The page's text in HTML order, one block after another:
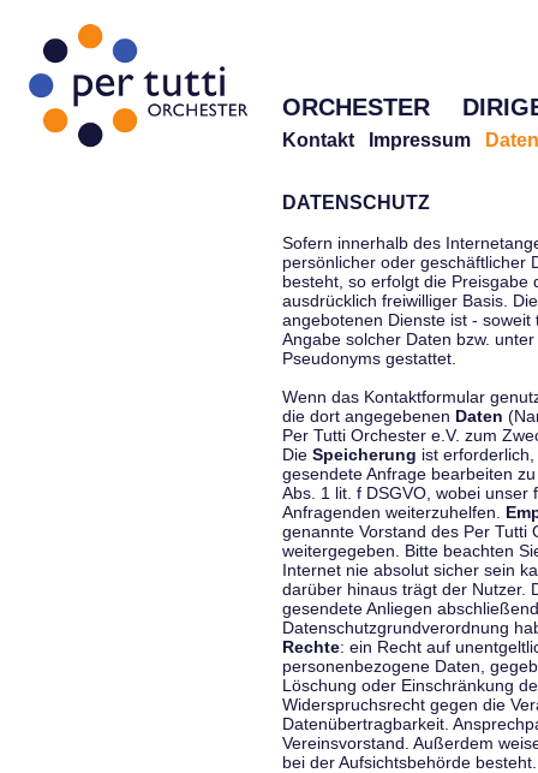
ORCHESTER
Kontakt Impressum
DATENSCHUTZ
Sofern innerhalb des
persönlicher oder geschäftlicher
besteht, so erfolgt die Preisgabe
ausdrücklich freiwilliger Basis.
angebotenen Dienste ist -
Angabe solcher Daten bzw.
Pseudonyms gestattet.
Wenn das Kontaktformular
die dort angegebenen Daten
Per Tutti Orchester e.V. zum
Die Speicherung ist
gesendete Anfrage bearbeiten
Abs. 1 lit. f DSGVO, wobei
Anfragenden weiterzuhelfen.
genannte Vorstand des Per Tutti
weitergegeben. Bitte beachten
Internet nie absolut sicher sein
darüber hinaus trägt der Nutzer.
gesendete Anliegen
Datenschutzgrundverordnung
Rechte: ein Recht auf
personenbezogene Daten,
Löschung oder Einschränkung
Widerspruchsrecht gegen die
Datenübertragbarkeit.
Vereinsvorstand. Außerdem
bei der Aufsichtsbehörde besteht.